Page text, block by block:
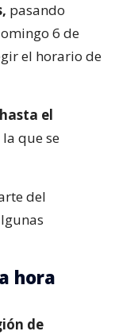
pasando
6 de
el horario de
el
que se
del
hora
de